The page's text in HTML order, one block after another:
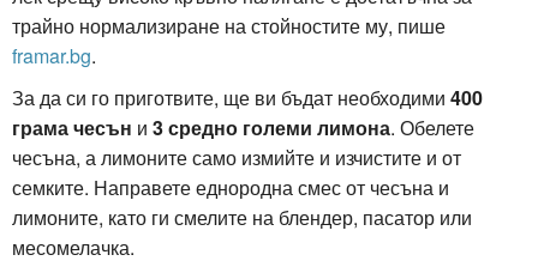
трайно нормализиране на стойностите му, пише
framar.bg.
За да си го приготвите, ще ви бъдат необходими 400
грама чесън и 3 средно големи лимона. Обелете
чесъна, а лимоните само измийте и изчистите и от
семките. Направете еднородна смес от чесъна и
лимоните, като ги смелите на блендер, пасатор или
месомелачка.